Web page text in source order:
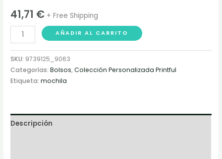
41,71 € + Free Shipping
Mochila
de
flores
cantidad
AÑADIR AL CARRITO
SKU: 9739125_9063
Categorías:Bolsos,Colección Personalizada Printful
Etiqueta:mochila
Descripción